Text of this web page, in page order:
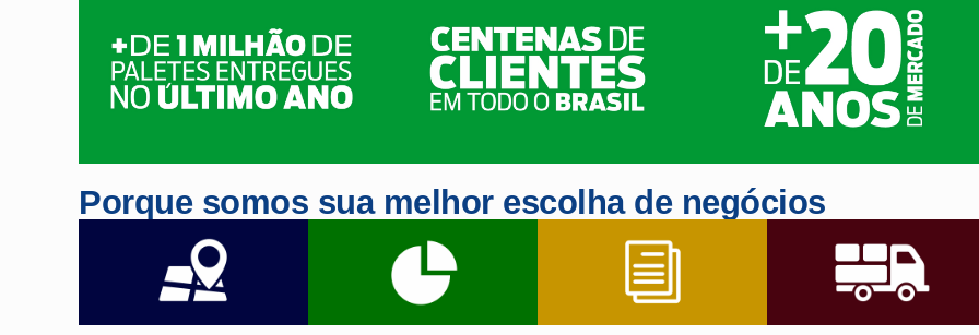
Porque somos sua melhor escolha de negócios